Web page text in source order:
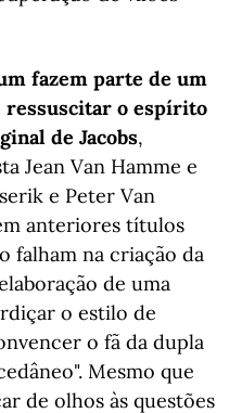
fazem parte de um
ressuscitar o espírito
de Jacobs,
Jean Van Hamme e
e Peter Van
anteriores títulos
falham na criação da
de uma
o estilo de
o fã da dupla
Mesmo que
de olhos às questões